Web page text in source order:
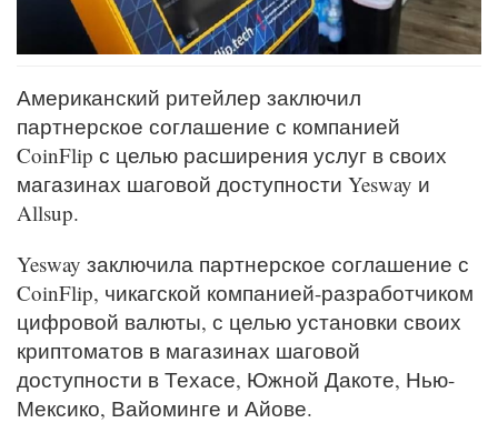
Американский ритейлер заключил
партнерское соглашение с компанией
CoinFlip с целью расширения услуг в своих
магазинах шаговой доступности Yesway и
Allsup.
Yesway заключила партнерское соглашение с
CoinFlip, чикагской компанией-разработчиком
цифровой валюты, с целью установки своих
криптоматов в магазинах шаговой
доступности в Техасе, Южной Дакоте, Нью-
Мексико, Вайоминге и Айове.